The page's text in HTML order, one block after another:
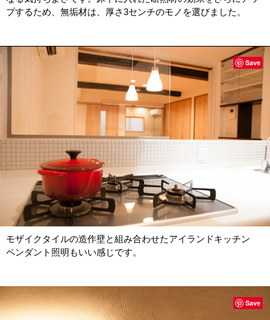
プするため、無垢材は、厚さ3センチのモノを選びました。
モザイクタイルの造作壁と組み合わせたアイランドキッチン
ペンダント照明もいい感じです。
Save
Save